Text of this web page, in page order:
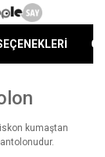
kumaştan